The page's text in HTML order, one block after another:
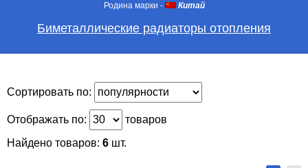
Родина марки - Китай
Биметаллические радиаторы отопления
Сортировать по:
Отображать по:
товаров
Найдено товаров: 6 шт.